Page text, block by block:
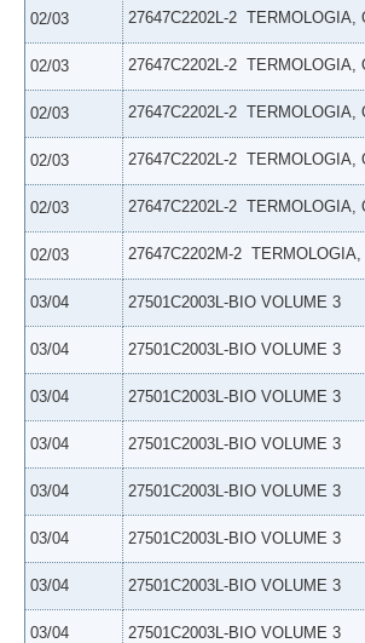
02/03 27647C2202L-2 
02/03 27647C2202L-2 
02/03 27647C2202L-2 
02/03 27647C2202L-2 
02/03 27647C2202L-2 
02/03 27647C2202M-2 
03/04 27501C2003L-BIO VOLUME 3
03/04 27501C2003L-BIO VOLUME 3
03/04 27501C2003L-BIO VOLUME 3
03/04 27501C2003L-BIO VOLUME 3
03/04 27501C2003L-BIO VOLUME 3
03/04 27501C2003L-BIO VOLUME 3
03/04 27501C2003L-BIO VOLUME 3
03/04 27501C2003L-BIO VOLUME 3